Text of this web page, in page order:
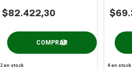
$82.422,30
2 en stock 4 en stock